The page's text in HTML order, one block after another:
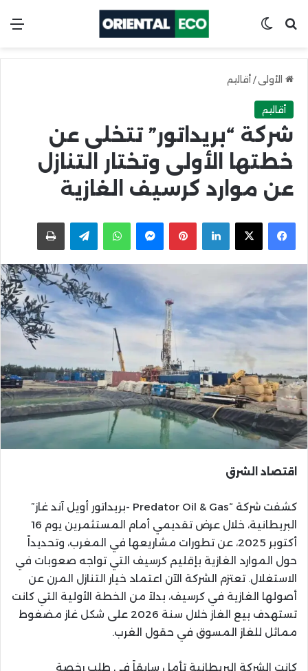
ابحث عنSwitch skin
الأولى / أقاليم
أقاليم
شركة “بريداتور” تتخلى عن
خطتها الأولى وتختار التنازل
عن موارد كرسيف الغازية
Facebook
X
LinkedIn
Pinterest
Messenger
WhatsApp
Telegramاطبعها
اقتصاد الشرق
كشفت شركة “Predator Oil & Gas -بريداتور أويل آند غاز”
البريطانية، خلال عرض تقديمي أمام المستثمرين يوم 16
أكتوبر 2025، عن تطورات مشاريعها في المغرب، وتحديداً
حول الموارد الغازية بإقليم كرسيف التي تواجه صعوبات في
الاستغلال. تعتزم الشركة الآن اعتماد خيار التنازل المرن عن
أصولها الغازية في كرسيف، بدلاً من الخطة الأولية التي كانت
تستهدف بيع الغاز خلال سنة 2026 على شكل غاز مضغوط
مماثل للغاز المسوق في حقول الغرب.
كانت الشركة البريطانية تأمل سابقاً في طلب رخصة